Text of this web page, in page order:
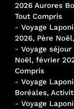
2026 Aurores
Tout Compris
- Voyage
2026, Père
- Voyage
Noël, février
Compris
- Voyage
Boréales,
- Voyage